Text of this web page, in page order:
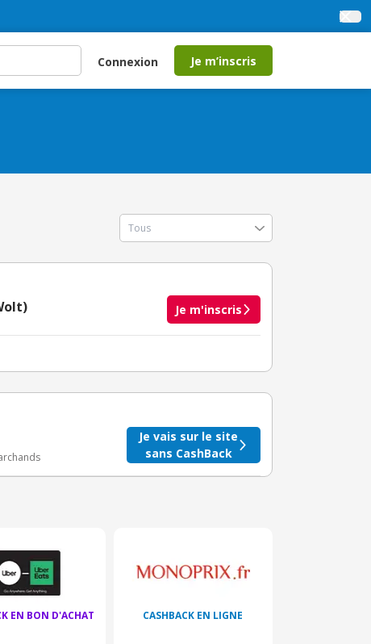
Connexion Je m’inscris
Je m'inscris
crédité après le téléchargement de l'alerte
Je vais sur le site
sans CashBack
EN BON D'ACHAT CASHBACK EN LIGNE